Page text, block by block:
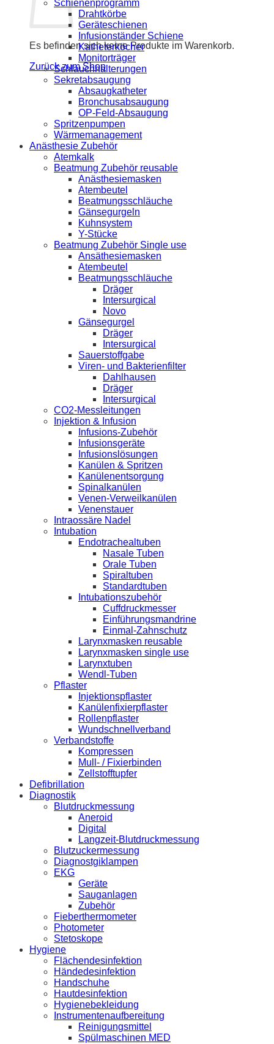
Es befinden sich keine Produkte im Warenkorb.
Zurück zum Shop
Schienenprogramm
Drahtkörbe
Geräteschienen
Infusionständer Schiene
Katheterköcher
Monitorträger
Schlauchhalterungen
Sekretabsaugung
Absaugkatheter
Bronchusabsaugung
OP-Feld-Absaugung
Spritzenpumpen
Wärmemanagement
Anästhesie Zubehör
Atemkalk
Beatmung Zubehör reusable
Anästhesiemasken
Atembeutel
Beatmungsschläuche
Gänsegurgeln
Kuhnsystem
Y-Stücke
Beatmung Zubehör Single use
Ansäthesiemasken
Atembeutel
Beatmungsschläuche
Dräger
Intersurgical
Novo
Gänsegurgel
Dräger
Intersurgical
Sauerstoffgabe
Viren- und Bakterienfilter
Dahlhausen
Dräger
Intersurgical
CO2-Messleitungen
Injektion & Infusion
Infusions-Zubehör
Infusionsgeräte
Infusionslösungen
Kanülen & Spritzen
Kanülenentsorgung
Spinalkanülen
Venen-Verweilkanülen
Venenstauer
Intraossäre Nadel
Intubation
Endotrachealtuben
Nasale Tuben
Orale Tuben
Spiraltuben
Standardtuben
Intubationszubehör
Cuffdruckmesser
Einführungsmandrine
Einmal-Zahnschutz
Larynxmasken reusable
Larynxmasken single use
Larynxtuben
Wendl-Tuben
Pflaster
Injektionspflaster
Kanülenfixierpflaster
Rollenpflaster
Wundschnellverband
Verbandstoffe
Kompressen
Mull- / Fixierbinden
Zellstofftupfer
Defibrillation
Diagnostik
Blutdruckmessung
Aneroid
Digital
Langzeit-Blutdruckmessung
Blutzuckermessung
Diagnostgiklampen
EKG
Geräte
Sauganlagen
Zubehör
Fieberthermometer
Photometer
Stetoskope
Hygiene
Flächendesinfektion
Händedesinfektion
Handschuhe
Hautdesinfektion
Hygienebekleidung
Instrumentenaufbereitung
Reinigungsmittel
Spülmaschinen MED